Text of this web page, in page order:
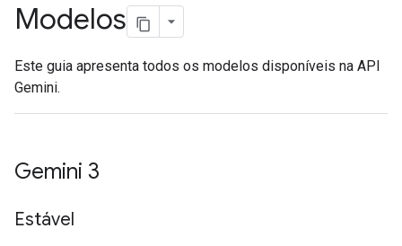
Modelos
Este guia apresenta todos os modelos disponíveis na API
Gemini.
Gemini 3
Estável